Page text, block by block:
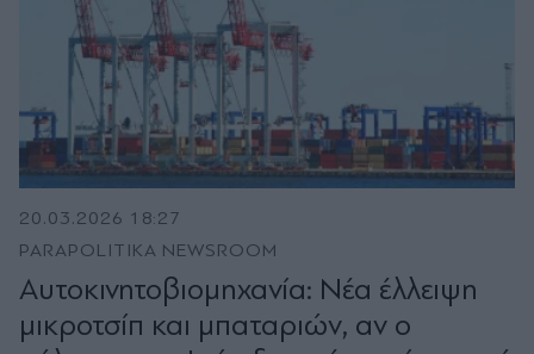
20.03.2026 18:27
PARAPOLITIKA NEWSROOM
Αυτοκινητοβιομηχανία: Νέα έλλειψη
μικροτσίπ και μπαταριών, αν ο